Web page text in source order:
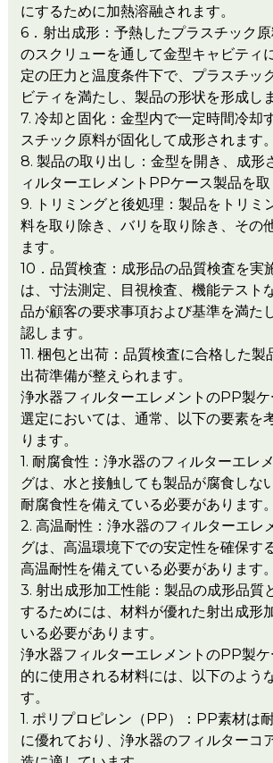
にするために加熱溶融されます。
6．射出成形：予熱したプラスチック
のスクリューを通して金型キャビティ
定の圧力と温度条件下で、プラスチッ
ビティを満たし、製品の形状を形成し
7. 冷却と固化：金型内で一定時間冷却
スチック原料が固化して成形されます。
8. 製品の取り出し：金型を開き、成形
ィルターエレメントPPケース製品を取
9. トリミングと後処理：製品をトリミ
料を取り除き、バリを取り除き、その
ます。
10．品質検査：成形品の品質検査を実
は、寸法測定、目視検査、機能テスト
品が顧客の要求事項および基準を満た
認します。
11. 梱包と出荷：品質検査に合格した製
出荷準備が整えられます。
浄水器フィルターエレメントのPP製
選定においては、通常、以下の要素を
ります。
1. 耐腐食性：浄水器のフィルターエレ
グは、水と接触しても製品が腐食しな
耐腐食性を備えている必要があります。
2. 高温耐性：浄水器のフィルターエレ
グは、高温環境下での安定性を確保す
高温耐性を備えている必要があります。
3. 射出成形加工性能：製品の成形品質
するためには、材料が優れた射出成形
いる必要があります。
浄水器フィルターエレメントのPP製
的に使用される材料には、以下のよう
す。
1. ポリプロピレン（PP）：PP素材は
に優れており、浄水器のフィルターコ